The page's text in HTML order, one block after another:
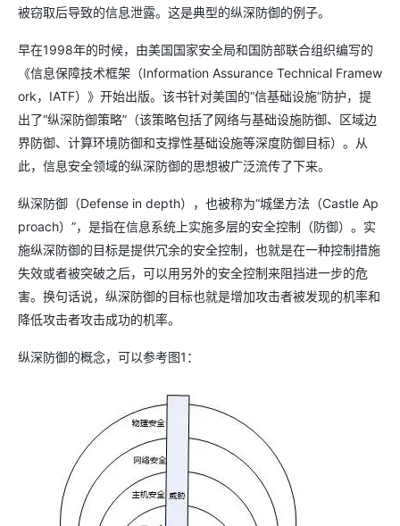
被窃取后导致的信息泄露。这是典型的纵深防御的例子。
早在1998年的时候，由美国国家安全局和国防部联合组织编写的
《信息保障技术框架（Information Assurance Technical Framew
ork，IATF）》开始出版。该书针对美国的“信基础设施”防护，提
出了“纵深防御策略”（该策略包括了网络与基础设施防御、区域边
界防御、计算环境防御和支撑性基础设施等深度防御目标）。从
此，信息安全领域的纵深防御的思想被广泛流传了下来。
纵深防御（Defense in depth），也被称为“城堡方法（Castle Ap
proach）”，是指在信息系统上实施多层的安全控制（防御）。实
施纵深防御的目标是提供冗余的安全控制，也就是在一种控制措施
失效或者被突破之后，可以用另外的安全控制来阻挡进一步的危
害。换句话说，纵深防御的目标也就是增加攻击者被发现的机率和
降低攻击者攻击成功的机率。
纵深防御的概念，可以参考图1：